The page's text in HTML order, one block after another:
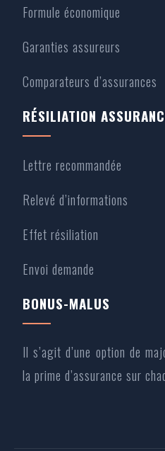
Formule économique
Garanties assureurs
Comparateurs d’assurances
RÉSILIATION
Lettre recommandée
Relevé d’informations
Effet résiliation
Envoi demande
BONUS-MALUS
Il s’agit d’une option de
la prime d’assurance sur